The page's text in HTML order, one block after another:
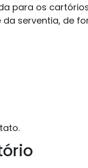
para os
serventia, de